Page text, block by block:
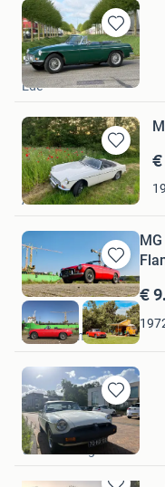
Bewaren
in
Mijn
Favorieten
Imparts B.V.
Ede
Bewaren
in
Mijn
Favorieten
hm
Anderen
Bewaren
in
Mijn
Favorieten
€
Verkaart
Amsterdam
Bewaren
in
Mijn
Favorieten
Letsch
's-Gravenhage